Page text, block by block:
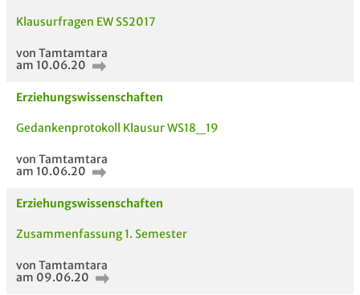
AUCH IM MODUL
Klausurfragen EW SS2017
von Tamtamtara
am 10.06.20
Erziehungswissenschaften
Gedankenprotokoll Klausur WS18_19
von Tamtamtara
am 10.06.20
Erziehungswissenschaften
Zusammenfassung 1. Semester
von Tamtamtara
am 09.06.20